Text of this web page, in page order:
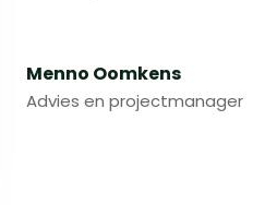
Menno Oomkens
Advies en projectmanager